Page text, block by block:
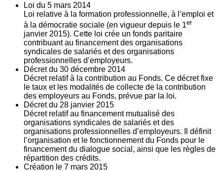
Loi du 5 mars 2014
Loi relative à la formation professionnelle, à l’emploi et
à la démocratie sociale (en vigueur depuis le 1er
janvier 2015). Cette loi crée un fonds paritaire
contribuant au financement des organisations
syndicales de salariés et des organisations
professionnelles d’employeurs.
Décret du 30 décembre 2014
Décret relatif à la contribution au Fonds. Ce décret fixe
le taux et les modalités de collecte de la contribution
des employeurs au Fonds, prévue par la loi.
Décret du 28 janvier 2015
Décret relatif au financement mutualisé des
organisations syndicales de salariés et des
organisations professionnelles d’employeurs. Il définit
l’organisation et le fonctionnement du Fonds pour le
financement du dialogue social, ainsi que les règles de
répartition des crédits.
Création le 7 mars 2015